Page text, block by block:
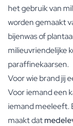
het gebruik van
worden gemaakt
bijenwas of
milieuvriendelijke
paraffinekaarsen.
Voor wie brand jij
Voor iemand een
iemand meeleeft.
maakt dat